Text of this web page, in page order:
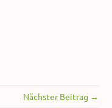
Nächster Beitrag →